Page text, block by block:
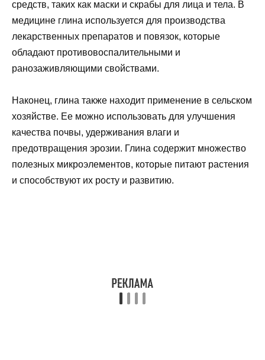
средств, таких как маски и скрабы для лица и тела. В
медицине глина используется для производства
лекарственных препаратов и повязок, которые
обладают противовоспалительными и
ранозаживляющими свойствами.
Наконец, глина также находит применение в сельском
хозяйстве. Ее можно использовать для улучшения
качества почвы, удерживания влаги и
предотвращения эрозии. Глина содержит множество
полезных микроэлементов, которые питают растения
и способствуют их росту и развитию.